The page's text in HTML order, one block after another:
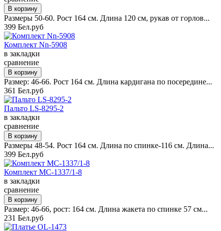
Размеры 50-60. Рост 164 см. Длина 120 см, рукав от горлов...
399 Бел.руб
Комплект Nn-5908
в закладки
сравнение
Размер: 46-66. Рост 164 см. Длина кардигана по посередине...
361 Бел.руб
Пальто LS-8295-2
в закладки
сравнение
Размеры 48-54. Рост 164 см. Длина по спинке-116 см. Длина...
399 Бел.руб
Комплект MC-1337/1-8
в закладки
сравнение
Размер: 46-66, рост: 164 см. Длина жакета по спинке 57 см...
231 Бел.руб